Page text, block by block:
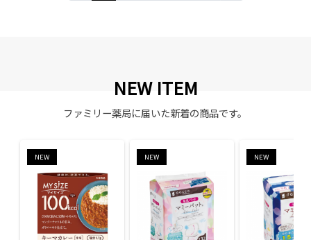
NEW ITEM
ファミリー薬局に届いた新着の商品です。
NEW NEW NEW